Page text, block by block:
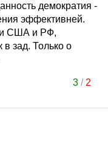
демократия -
эффективней.
США и РФ,
зад. Только о
3/ 2